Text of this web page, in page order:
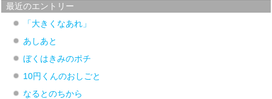
最近のエントリー
「大きくなあれ」
あしあと
ぼくはきみのポチ
10円くんのおしごと
なるとのちから